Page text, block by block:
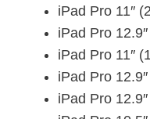
iPad Pro 11″
iPad Pro
iPad Pro 11″
iPad Pro
iPad Pro